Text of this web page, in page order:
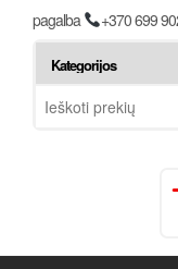
pagalba +370 699